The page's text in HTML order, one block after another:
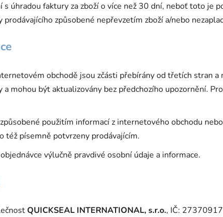
úhradou faktury za zboží o více než 30 dní, neboť toto je
prodávajícího způsobené nepřevzetím zboží a/nebo
obchodě jsou zčásti přebírány od třetích stran a
mohou být aktualizovány bez předchozího upozornění.
použitím informací z internetového obchodu
též písemně potvrzeny prodávajícím.
výlučně pravdivé osobní údaje a informace.
QUICKSEAL INTERNATIONAL, s.r.o., IČ: